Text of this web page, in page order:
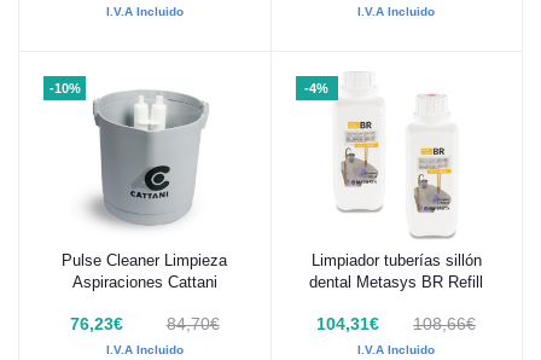
I.V.A Incluido I.V.A Incluido
-10%
Añadir al carrito
Pulse Cleaner Limpieza
Aspiraciones Cattani
76,23€ 84,70€
I.V.A Incluido
-4%
Añadir al carrito
Limpiador tuberías sillón
dental Metasys BR Refill
104,31€ 108,66€
I.V.A Incluido